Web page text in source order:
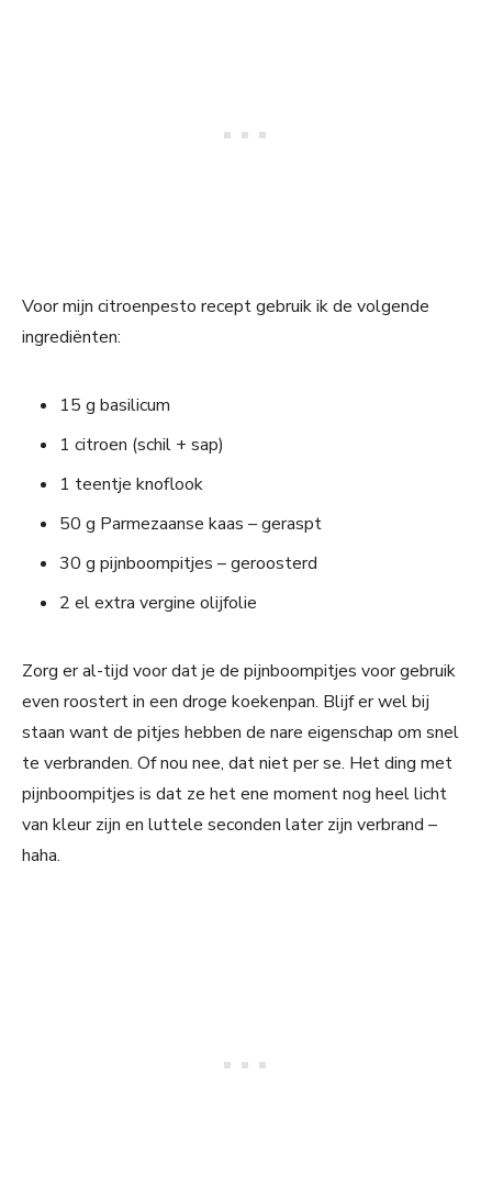
Voor mijn citroenpesto recept gebruik ik de volgende
ingrediënten:
15 g basilicum
1 citroen (schil + sap)
1 teentje knoflook
50 g Parmezaanse kaas – geraspt
30 g pijnboompitjes – geroosterd
2 el extra vergine olijfolie
Zorg er al-tijd voor dat je de pijnboompitjes voor gebruik
even roostert in een droge koekenpan. Blijf er wel bij
staan want de pitjes hebben de nare eigenschap om snel
te verbranden. Of nou nee, dat niet per se. Het ding met
pijnboompitjes is dat ze het ene moment nog heel licht
van kleur zijn en luttele seconden later zijn verbrand –
haha.